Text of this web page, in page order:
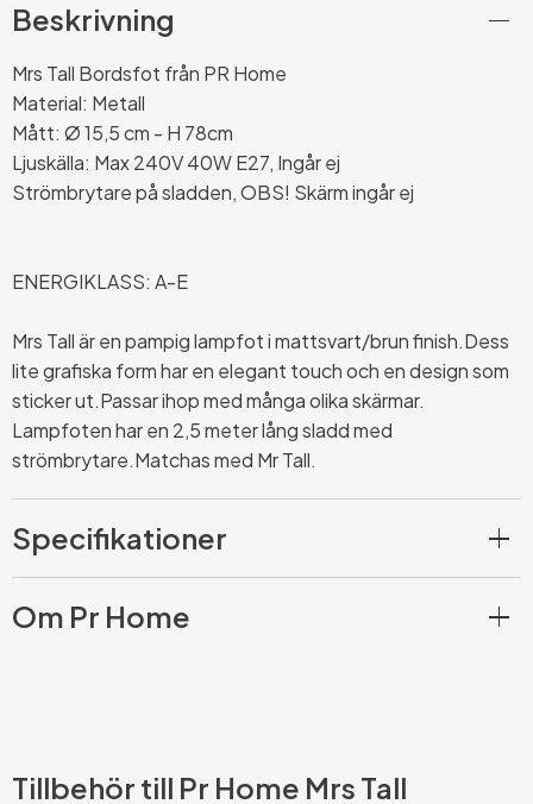
Beskrivning
Mrs Tall Bordsfot från PR Home
Material: Metall
Mått: Ø 15,5 cm - H 78cm
Ljuskälla: Max 240V 40W E27, Ingår ej
Strömbrytare på sladden, OBS! Skärm ingår ej
ENERGIKLASS: A-E
Mrs Tall är en pampig lampfot i mattsvart/brun finish.Dess
lite grafiska form har en elegant touch och en design som
sticker ut.Passar ihop med många olika skärmar.
Lampfoten har en 2,5 meter lång sladd med
strömbrytare.Matchas med Mr Tall.
Specifikationer
Om Pr Home
Tillbehör till Pr Home Mrs Tall